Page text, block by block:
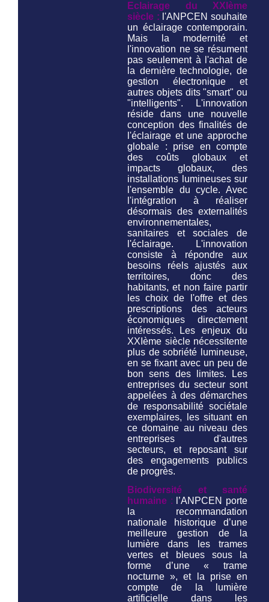
Eclairage du XXIème
siècle : l'ANPCEN souhaite
un éclairage contemporain.
Mais la modernité et
l'innovation ne se résument
pas seulement à l'achat de
la dernière technologie, de
gestion électronique et
autres objets dits "smart" ou
"intelligents". L'innovation
réside dans une nouvelle
conception des finalités de
l'éclairage et une approche
globale : prise en compte
des coûts globaux et
impacts globaux, des
installations lumineuses sur
l'ensemble du cycle. Avec
l'intégration à réaliser
désormais des externalités
environnementales,
sanitaires et sociales de
l'éclairage. L'innovation
consiste à répondre aux
besoins réels ajustés aux
territoires, donc des
habitants, et non faire partir
les choix de l'offre et des
prescriptions des acteurs
économiques directement
intéressés. Les enjeux du
XXIème siècle nécessitente
plus de sobriété lumineuse,
en se fixant avec un peu de
bon sens des limites. Les
entreprises du secteur sont
appelées à des démarches
de responsabilité sociétale
exemplaires, les situant en
ce domaine au niveau des
entreprises d'autres
secteurs, et reposant sur
des engagements publics
de progrès.
Biodiversité et santé
humaine : l’ANPCEN porte
la recommandation
nationale historique d’une
meilleure gestion de la
lumière dans les trames
vertes et bleues sous la
forme d’une « trame
nocturne », et la prise en
compte de la lumière
artificielle dans les